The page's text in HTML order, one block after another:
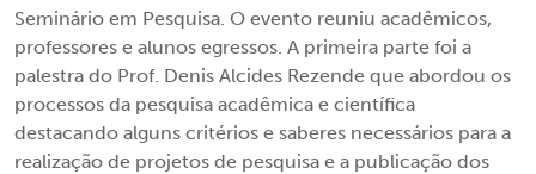
Seminário em Pesquisa. O evento reuniu acadêmicos,
professores e alunos egressos. A primeira parte foi a
palestra do Prof. Denis Alcides Rezende que abordou os
processos da pesquisa acadêmica e científica
destacando alguns critérios e saberes necessários para a
realização de projetos de pesquisa e a publicação dos